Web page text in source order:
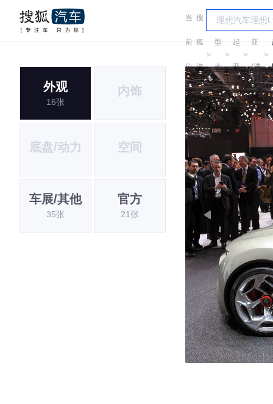
当
前
位
置:
搜
狐
汽
车
＞
车
型
大
全
＞
起
亚
＞
起
亚
(进
口)
＞
外观
16张
内饰
底盘/动力 空间
车展/其他
35张
官方
21张